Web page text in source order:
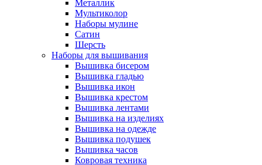
Металлик
Мультиколор
Наборы мулине
Сатин
Шерсть
Наборы для вышивания
Вышивка бисером
Вышивка гладью
Вышивка икон
Вышивка крестом
Вышивка лентами
Вышивка на изделиях
Вышивка на одежде
Вышивка подушек
Вышивка часов
Ковровая техника